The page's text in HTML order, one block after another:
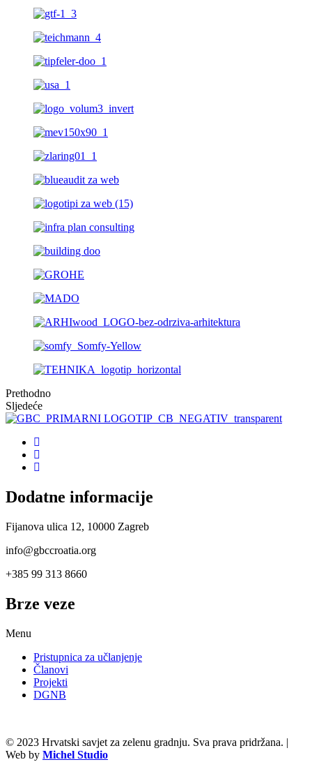
Prethodno
Sljedeće
Dodatne informacije
Fijanova ulica 12, 10000 Zagreb
info@gbccroatia.org
+385 99 313 8660
Brze veze
Menu
Pristupnica za učlanjenje
Članovi
Projekti
DGNB
© 2023 Hrvatski savjet za zelenu gradnju. Sva prava pridržana. |
Web by Michel Studio